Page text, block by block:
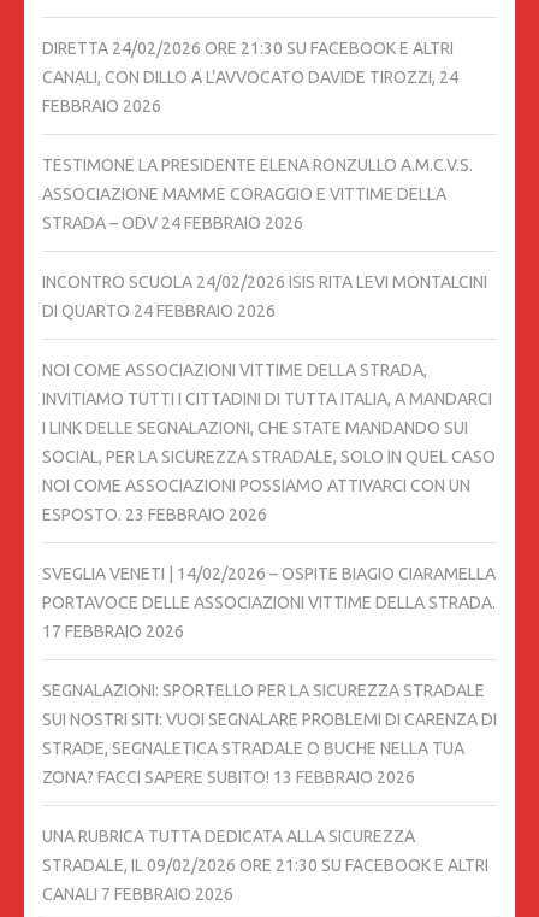
DIRETTA 24/02/2026 ORE 21:30 SU FACEBOOK E ALTRI
CANALI, CON DILLO A L’AVVOCATO DAVIDE TIROZZI, 24
FEBBRAIO 2026
TESTIMONE LA PRESIDENTE ELENA RONZULLO A.M.C.V.S.
ASSOCIAZIONE MAMME CORAGGIO E VITTIME DELLA
STRADA – ODV 24 FEBBRAIO 2026
INCONTRO SCUOLA 24/02/2026 ISIS RITA LEVI MONTALCINI
DI QUARTO 24 FEBBRAIO 2026
NOI COME ASSOCIAZIONI VITTIME DELLA STRADA,
INVITIAMO TUTTI I CITTADINI DI TUTTA ITALIA, A MANDARCI
I LINK DELLE SEGNALAZIONI, CHE STATE MANDANDO SUI
SOCIAL, PER LA SICUREZZA STRADALE, SOLO IN QUEL CASO
NOI COME ASSOCIAZIONI POSSIAMO ATTIVARCI CON UN
ESPOSTO. 23 FEBBRAIO 2026
SVEGLIA VENETI | 14/02/2026 – OSPITE BIAGIO CIARAMELLA
PORTAVOCE DELLE ASSOCIAZIONI VITTIME DELLA STRADA.
17 FEBBRAIO 2026
SEGNALAZIONI: SPORTELLO PER LA SICUREZZA STRADALE
SUI NOSTRI SITI: VUOI SEGNALARE PROBLEMI DI CARENZA DI
STRADE, SEGNALETICA STRADALE O BUCHE NELLA TUA
ZONA? FACCI SAPERE SUBITO! 13 FEBBRAIO 2026
UNA RUBRICA TUTTA DEDICATA ALLA SICUREZZA
STRADALE, IL 09/02/2026 ORE 21:30 SU FACEBOOK E ALTRI
CANALI 7 FEBBRAIO 2026